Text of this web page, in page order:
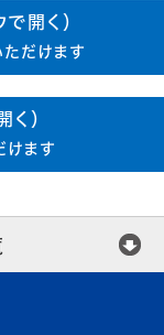
開く）
だけます
）
けます